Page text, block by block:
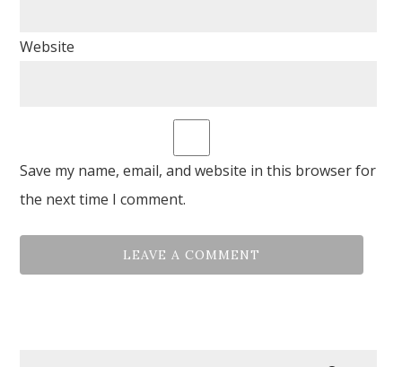
Website
Save my name, email, and website in this browser for
the next time I comment.